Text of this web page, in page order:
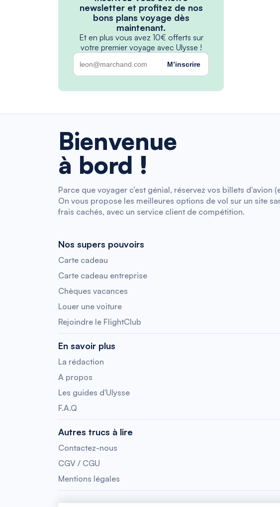
newsletter et profitez de nos
bons plans voyage dès
maintenant.
Et en plus vous avez 10€ offerts sur
votre premier voyage avec Ulysse !
M’inscrire
Bienvenue
à bord !
Parce que voyager c’est génial, réservez vos billets d’avion
On vous propose les meilleures options de vol sur un site
frais cachés, avec un service client de compétition.
Nos supers pouvoirs
Carte cadeau
Carte cadeau entreprise
Chèques vacances
Louer une voiture
Rejoindre le FlightClub
En savoir plus
La rédaction
A propos
Les guides d'Ulysse
F.A.Q
Autres trucs à lire
Contactez-nous
CGV / CGU
Mentions légales